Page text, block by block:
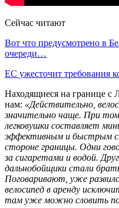
Сейчас читают
Вот что предусмотрено в
очереди…
ЕС ужесточит требования
Находящиеся на границе с
нам: «Действительно,
значительно чаще. При
легковушки составляет
эффективным и быстрым
стороне границы. Одни
за сигаретами и водой.
дальнобойщики стали
Поговаривают, уже
велосипед в аренду
там уже можно словить